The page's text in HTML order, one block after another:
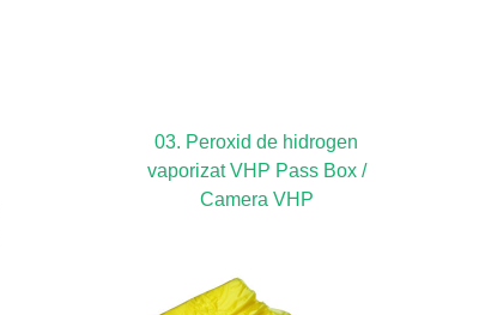
03. Peroxid de hidrogen
vaporizat VHP Pass Box /
Camera VHP